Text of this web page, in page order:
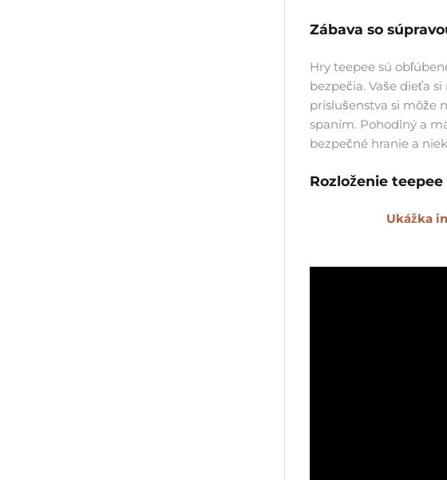
Zábava so
Hry teepee sú
bezpečia. Vaše dieťa
príslušenstva si môže
spaním. Pohodlný a
bezpečné hranie a
Rozloženie
Ukážka